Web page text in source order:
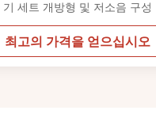
기 세트 개방형 및 저소음 구성
최고의 가격을 얻으십시오